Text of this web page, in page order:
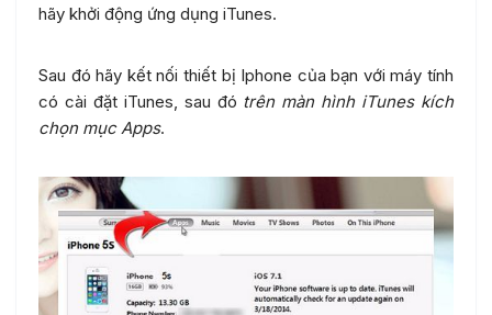
hãy khởi động ứng dụng iTunes.
Sau đó hãy kết nối thiết bị Iphone của bạn với máy tính
có cài đặt iTunes, sau đó trên màn hình iTunes kích
chọn mục Apps.